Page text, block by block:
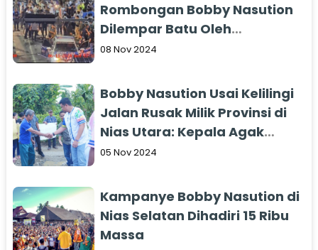
Rombongan Bobby Nasution
Dilempar Batu Oleh
Pendukung Edy Rahmayadi
08 Nov 2024
Bobby Nasution Usai Kelilingi
Jalan Rusak Milik Provinsi di
Nias Utara: Kepala Agak
Benjol Sedikit
05 Nov 2024
Kampanye Bobby Nasution di
Nias Selatan Dihadiri 15 Ribu
Massa